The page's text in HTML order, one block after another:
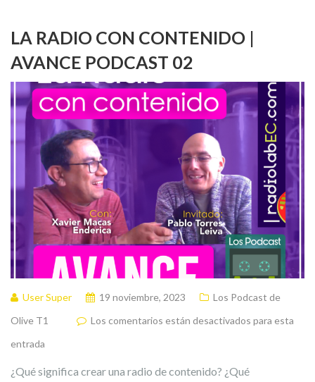
LA RADIO CON CONTENIDO |
AVANCE PODCAST 02
User Super 19 noviembre, 2023
Los Podcast de
Olive T1
Los comentarios están desactivados para esta
entrada
¿Qué significa crear una radio de contenido? ¿Qué